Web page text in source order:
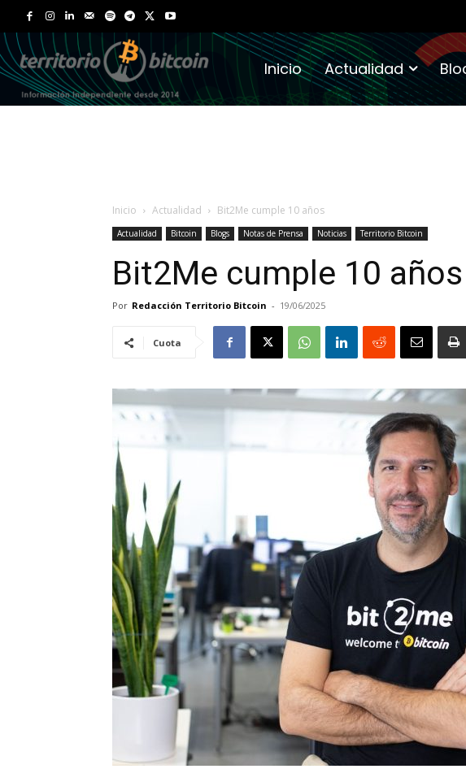
Inicio Actualidad
Inicio Actualidad Bit2Me cumple 10 años
Actualidad Bitcoin Blogs Notas de Prensa Noticias Territorio Bitcoin
Bit2Me cumple 10 años
Por Redacción Territorio Bitcoin - 19/06/2025
Cuota